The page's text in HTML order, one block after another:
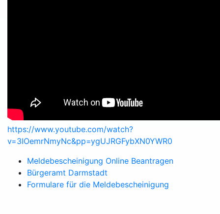
https://www.youtube.com/watch?
v=3IOemrNmyNc&pp=ygUJRGFybXN0YWR0
Meldebescheinigung Online Beantragen
Bürgeramt Darmstadt
Formulare für die Meldebescheinigung